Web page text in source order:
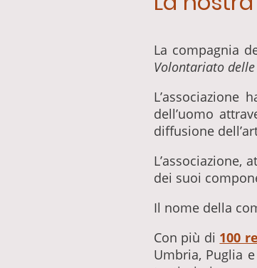
La compagnia
Volontariato
dell’uomo
diffusione
L’associazione,
dei suoi
Il nome della
Con più di 100
Umbria, Puglia